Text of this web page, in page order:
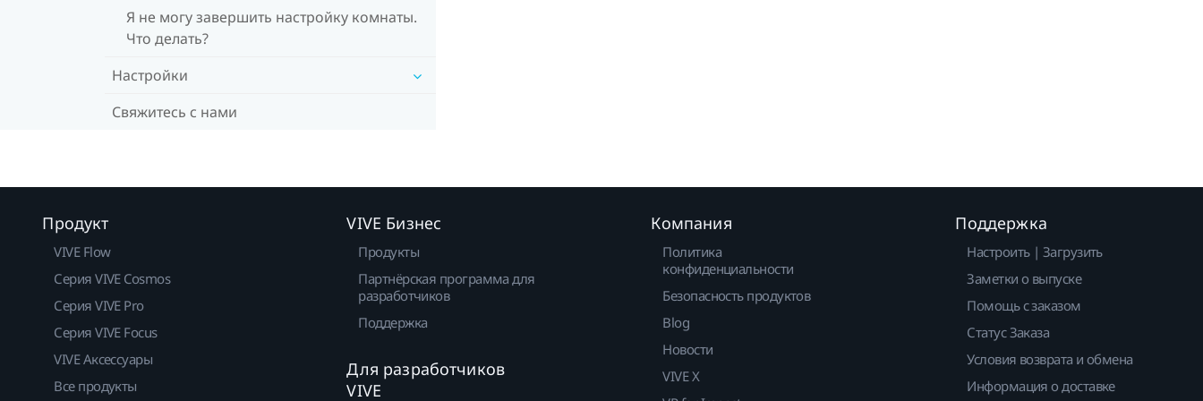
Я не могу завершить настройку комнаты.
Что делать?
Настройки
Свяжитесь с нами
Продукт
VIVE Flow
Серия VIVE Cosmos
Серия VIVE Pro
Серия VIVE Focus
VIVE Аксессуары
Все продукты
VIVE Бизнес
Продукты
Партнёрская программа для
разработчиков
Поддержка
Для разработчиков
VIVE
Компания
Политика
конфиденциальности
Безопасность продуктов
Blog
Новости
VIVE X
Поддержка
Настроить | Загрузить
Заметки о выпуске
Помощь с заказом
Статус Заказа
Условия возврата и обмена
Информация о доставке